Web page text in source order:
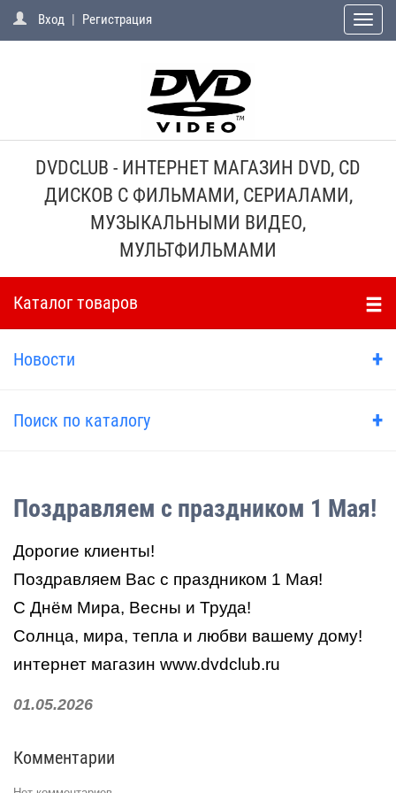
Вход | Регистрация
Toggle
DVDCLUB - ИНТЕРНЕТ МАГАЗИН DVD, CD
ДИСКОВ С ФИЛЬМАМИ, СЕРИАЛАМИ,
МУЗЫКАЛЬНЫМИ ВИДЕО,
МУЛЬТФИЛЬМАМИ
Каталог товаров
Новости +
Поиск по каталогу +
Поздравляем с праздником 1 Мая!
Дорогие клиенты!
Поздравляем Вас с праздником 1 Мая!
С Днём Мира, Весны и Труда!
Солнца, мира, тепла и любви вашему дому!
интернет магазин www.dvdclub.ru
01.05.2026
Комментарии